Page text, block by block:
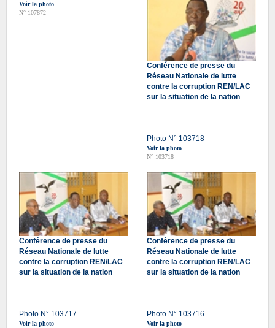
Voir la photo
N° 107872
Conférence de presse du
Réseau Nationale de lutte
contre la corruption REN/LAC
sur la situation de la nation
Photo N° 103718
Voir la photo
N° 103718
Conférence de presse du
Réseau Nationale de lutte
contre la corruption REN/LAC
sur la situation de la nation
Photo N° 103717
Voir la photo
Conférence de presse du
Réseau Nationale de lutte
contre la corruption REN/LAC
sur la situation de la nation
Photo N° 103716
Voir la photo